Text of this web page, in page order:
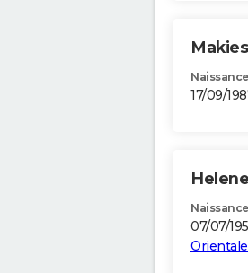
Naissance
17/09/
Naissance
07/07/